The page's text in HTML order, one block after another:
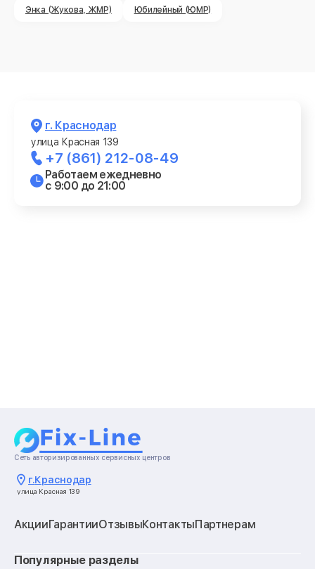
Энка (Жукова, ЖМР) Юбилейный (ЮМР)
г. Краснодар
улица Красная 139
+7 (861) 212-08-49
Работаем ежедневно
с 9:00 до 21:00
Сеть авторизированных сервисных центров
г.Краснодар
улица Красная 139
АкцииГарантииОтзывыКонтактыПартнерам
Популярные разделы